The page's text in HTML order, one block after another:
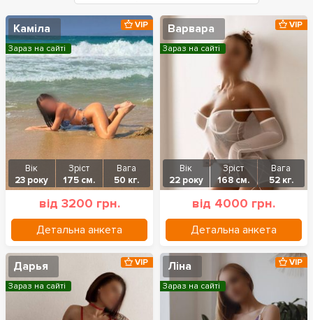
Каміла
Вік
23 року
Зріст
175 см.
Вага
50 кг.
від 3200 грн.
Детальна анкета
VIP
Зараз на сайті
Варвара
Вік
22 року
Зріст
168 см.
Вага
52 кг.
від 4000 грн.
Детальна анкета
VIP
Зараз на сайті
Дарья VIP
Зараз на сайті
Ліна VIP
Зараз на сайті